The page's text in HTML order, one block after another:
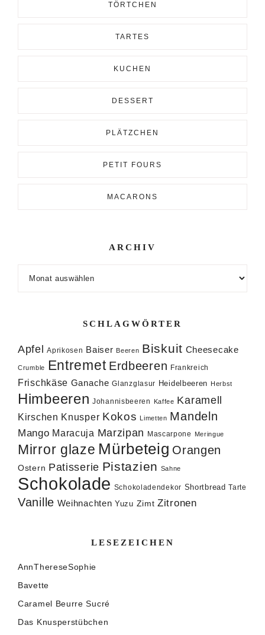
TÖRTCHEN
TARTES
KUCHEN
DESSERT
PLÄTZCHEN
PETIT FOURS
MACARONS
ARCHIV
SCHLAGWÖRTER
Apfel Aprikosen Baiser Beeren Biskuit Cheesecake
Crumble Entremet Erdbeeren Frankreich
Frischkäse Ganache Glanzglasur Heidelbeeren Herbst
Himbeeren Johannisbeeren Kaffee Karamell
Kirschen Knusper Kokos Limetten Mandeln
Mango Maracuja Marzipan Mascarpone Meringue
Mirror glaze Mürbeteig Orangen
Ostern Patisserie Pistazien Sahne
Schokolade Schokoladendekor Shortbread Tarte
Vanille Weihnachten Yuzu Zimt Zitronen
LESEZEICHEN
AnnThereseSophie
Bavette
Caramel Beurre Sucré
Das Knusperstübchen